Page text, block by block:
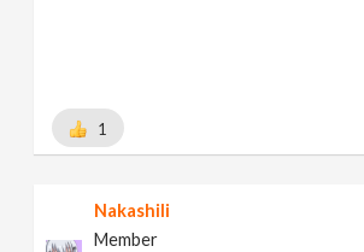
1
Nakashili
Member